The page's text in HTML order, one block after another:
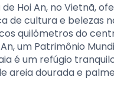
Hoi An, no Vietnã,
de cultura e belezas
quilômetros do
um Patrimônio
é um refúgio
areia dourada e